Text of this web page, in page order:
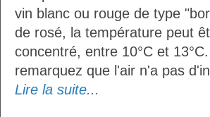
vin blanc ou rouge de type
de rosé, la température peut
concentré, entre 10°C et
remarquez que l'air n'a pas
Lire la suite...